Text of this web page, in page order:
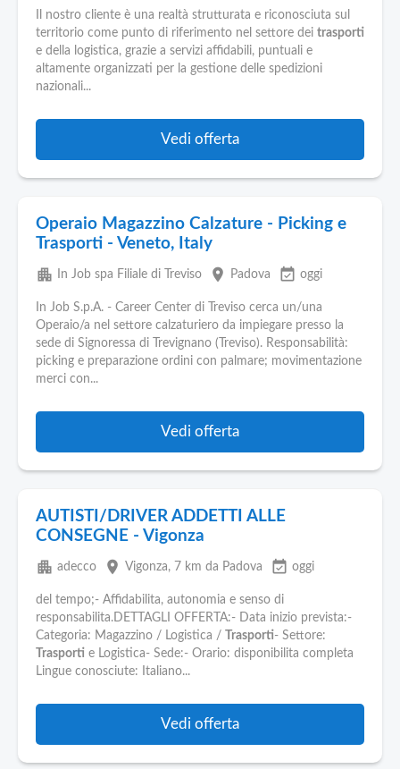
Il nostro cliente è una realtà strutturata e riconosciuta sul
territorio come punto di riferimento nel settore dei trasporti
e della logistica, grazie a servizi affidabili, puntuali e
altamente organizzati per la gestione delle spedizioni
nazionali...
Vedi offerta
Operaio Magazzino Calzature - Picking e
Trasporti - Veneto, Italy
apartment In Job spa Filiale di Treviso place Padova event_available oggi
In Job S.p.A. - Career Center di Treviso cerca un/una
Operaio/a nel settore calzaturiero da impiegare presso la
sede di Signoressa di Trevignano (Treviso). Responsabilità:
picking e preparazione ordini con palmare; movimentazione
merci con...
Vedi offerta
AUTISTI/DRIVER ADDETTI ALLE
CONSEGNE - Vigonza
apartment adecco place Vigonza, 7 km da Padova event_available oggi
del tempo;- Affidabilita, autonomia e senso di
responsabilita.DETTAGLI OFFERTA:- Data inizio prevista:-
Categoria: Magazzino / Logistica /
Trasporti- Settore:
Trasporti e Logistica- Sede:- Orario: disponibilita completa
Lingue conosciute: Italiano...
Vedi offerta